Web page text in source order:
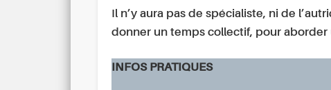
Il n’y aura pas de spécialiste, ni de
donner un temps collectif, pour
INFOS PRATIQUES